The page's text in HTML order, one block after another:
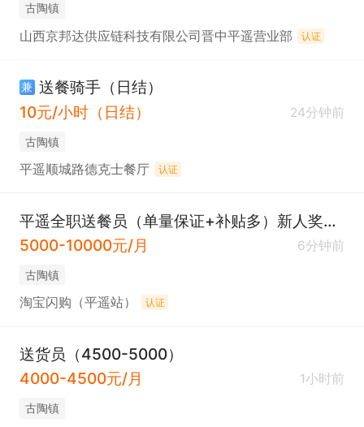
古陶镇
山西京邦达供应链科技有限公司晋中平遥营业部 认证
兼 送餐骑手（日结）
10元/小时（日结）
24分钟前
古陶镇
平遥顺城路德克士餐厅 认证
平遥全职送餐员（单量保证+补贴多）新人奖300
5000-10000元/月
6分钟前
古陶镇
淘宝闪购（平遥站） 认证
送货员（4500-5000）
4000-4500元/月
1小时前
古陶镇